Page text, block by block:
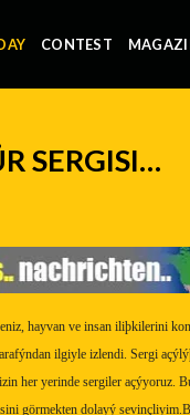
CONTEST
SERGISI…
hayvan ve insan iliþkilerini
ilgiyle izlendi. Sergi
her yerinde sergiler açýyoruz.
görmekten dolayý